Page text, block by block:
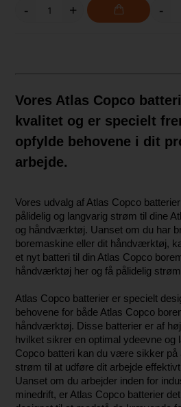
- + -
Vores Atlas Copco
kvalitet og er specielt
opfylde behovene i dit
arbejde.
Vores udvalg af Atlas Copco
pålidelig og langvarig strøm til dine
og håndværktøj. Uanset om du har
boremaskine eller dit håndværktøj,
et nyt batteri til din Atlas Copco
håndværktøj her og få pålidelig
Atlas Copco batterier er specielt
behovene for både Atlas Copco
håndværktøj. Disse batterier er af
hvilket sikrer en optimal ydeevne og
Copco batteri kan du være sikker på
strøm til at udføre dit arbejde
Uanset om du arbejder inden for
minedrift, er Atlas Copco batterier